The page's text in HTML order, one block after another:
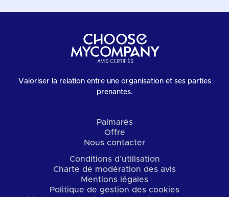
Valoriser la relation entre une organisation et ses parties
prenantes.
Palmarès
Offre
Nous contacter
Conditions d’utilisation
Charte de modération des avis
Mentions légales
Politique de gestion des cookies